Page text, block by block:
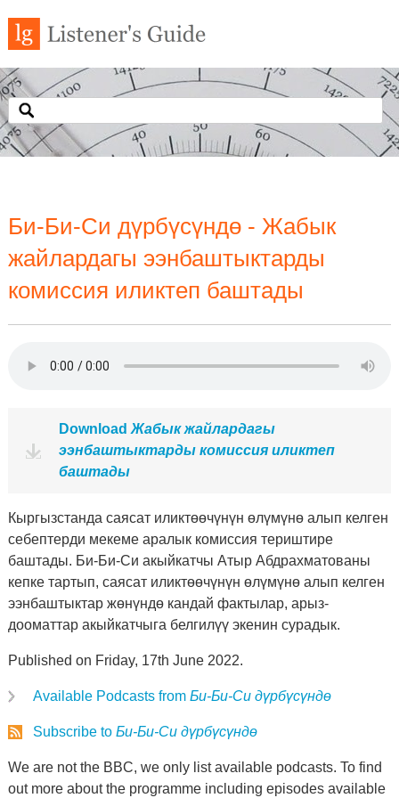
Би-Би-Си дүрбүсүндө - Жабык
жайлардагы ээнбаштыктарды
комиссия иликтеп баштады
Download Жабык жайлардагы
ээнбаштыктарды комиссия иликтеп
баштады
Кыргызстанда саясат иликтөөчүнүн өлүмүнө алып келген
себептерди мекеме аралык комиссия териштире
баштады. Би-Би-Си акыйкатчы Атыр Абдрахматованы
кепке тартып, саясат иликтөөчүнүн өлүмүнө алып келген
ээнбаштыктар жөнүндө кандай фактылар, арыз-
дооматтар акыйкатчыга белгилүү экенин сурадык.
Published on Friday, 17th June 2022.
Available Podcasts from Би-Би-Си дүрбүсүндө
Subscribe to Би-Би-Си дүрбүсүндө
We are not the BBC, we only list available podcasts. To find
out more about the programme including episodes available